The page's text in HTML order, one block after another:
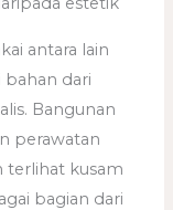
antara lain
bahan dari
Bangunan
perawatan
terlihat kusam
bagian dari